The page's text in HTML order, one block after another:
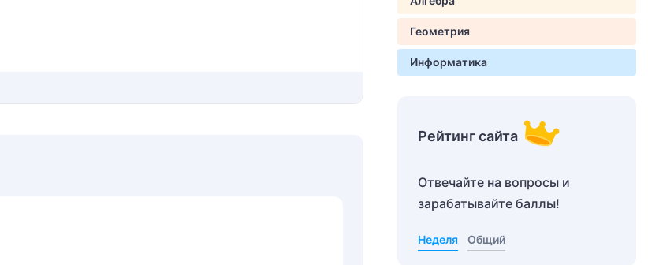
Геометрия
Информатика
Рейтинг сайта
Отвечайте на вопросы и
зарабатывайте баллы!
Неделя Общий